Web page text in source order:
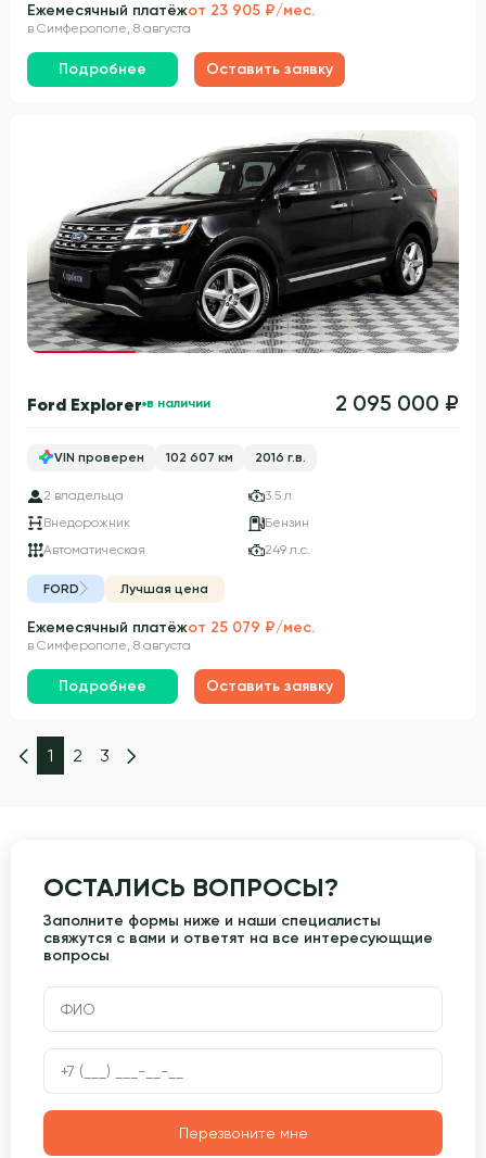
Ежемесячный платёжот 23 905 ₽/мес.
в Симферополе, 8 августа
Подробнее Оставить заявку
Гарантия 3 года
Ford Explorer в наличии 2 095 000 ₽
VIN проверен 102 607 км 2016 г.в.
2 владельца
3.5 л.
Внедорожник
Бензин
Автоматическая
249 л.с.
FORD Лучшая цена
Ежемесячный платёжот 25 079 ₽/мес.
в Симферополе, 8 августа
Подробнее Оставить заявку
1 2 3
ОСТАЛИСЬ ВОПРОСЫ?
Заполните формы ниже и наши специалисты
свяжутся с вами и ответят на все интересующщие
вопросы
Перезвоните мне